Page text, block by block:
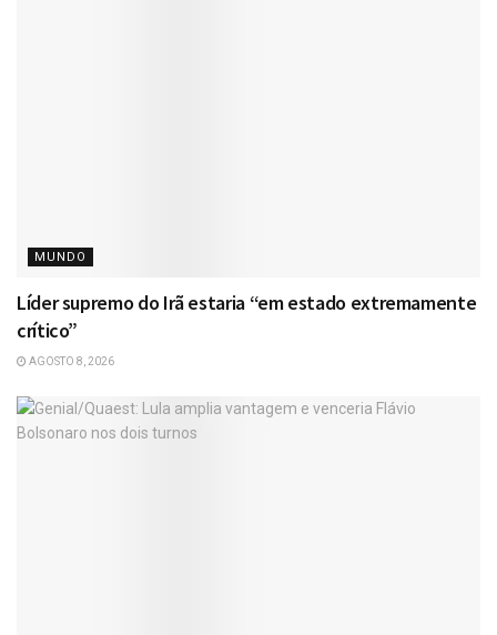
MUNDO
Líder supremo do Irã estaria “em estado extremamente
crítico”
AGOSTO 8, 2026